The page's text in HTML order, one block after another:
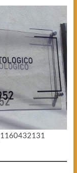
1160432131